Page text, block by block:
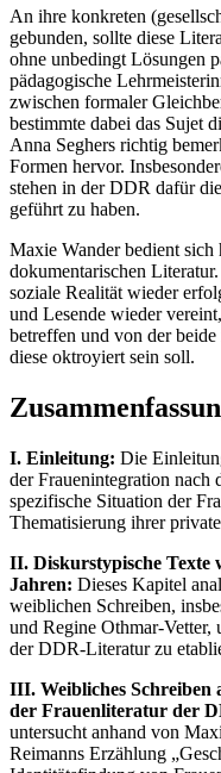
An ihre konkreten
gebunden, sollte diese
ohne unbedingt Lösungen
pädagogische
zwischen formaler
bestimmte dabei das Sujet
Anna Seghers richtig
Formen hervor.
stehen in der DDR dafür
geführt zu haben.
Maxie Wander bedient
dokumentarischen
soziale Realität wieder
und Lesende wieder
betreffen und von der
diese oktroyiert sein soll.
I. Einleitung: Die
der Frauenintegration
spezifische Situation der
Thematisierung ihrer
II. Diskurstypische Texte
Jahren: Dieses Kapitel
weiblichen Schreiben,
und Regine Othmar-
der DDR-Literatur zu
III. Weibliches Schreiben
der Frauenliteratur der
untersucht anhand von
Reimanns Erzählung